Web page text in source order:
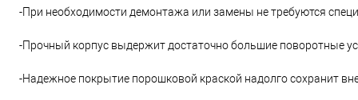
-При необходимости демонтажа или замены не требуются
-Прочный корпус выдержит достаточно большие поворотные
-Надежное покрытие порошковой краской надолго сохранит